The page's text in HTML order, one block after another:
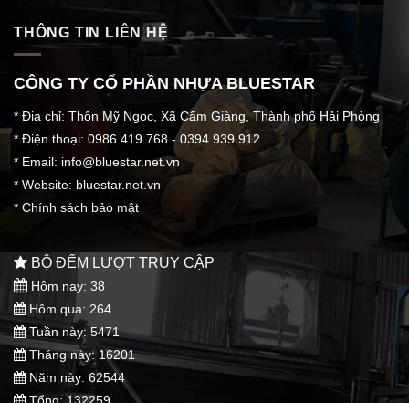
THÔNG TIN LIÊN HỆ
CÔNG TY CỔ PHẦN NHỰA BLUESTAR
* Địa chỉ: Thôn Mỹ Ngọc, Xã Cẩm Giàng, Thành phố Hải Phòng
* Điện thoại: 0986 419 768 - 0394 939 912
* Email: info@bluestar.net.vn
* Website: bluestar.net.vn
* Chính sách bảo mật
BỘ ĐẾM LƯỢT TRUY CẬP
Hôm nay: 38
Hôm qua: 264
Tuần này: 5471
Tháng này: 16201
Năm này: 62544